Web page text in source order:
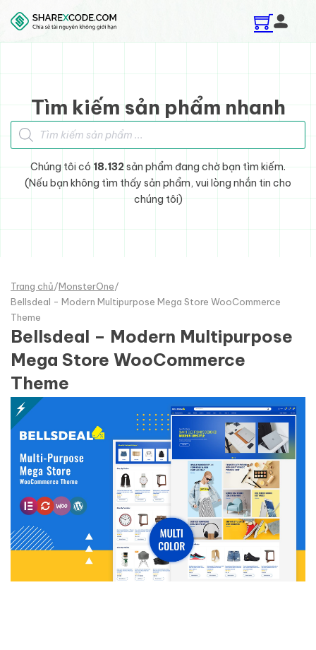
Skip to main content
Skip to footer
Tìm kiếm sản phẩm nhanh
Tìm kiếm sản phẩm
Chúng tôi có 18.132sản phẩm đang chờ bạn tìm kiếm.
(Nếu bạn không tìm thấy sản phẩm, vui lòng nhắn tin cho
chúng tôi)
Trang chủ/MonsterOne/
Bellsdeal - Modern Multipurpose Mega Store WooCommerce
Theme
Bellsdeal – Modern Multipurpose
Mega Store WooCommerce
Theme